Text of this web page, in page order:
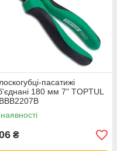
пасатижі
180 мм 7" TOPTUL
₴